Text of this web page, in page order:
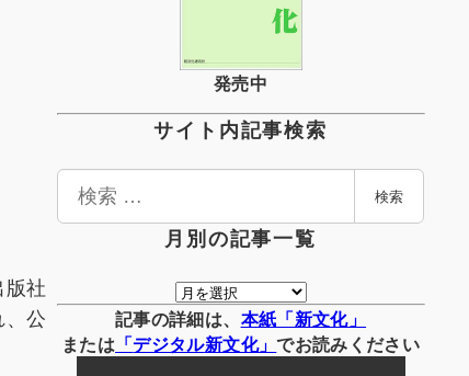
社
公
発売中
サイト内記事検索
検
検索
月別の記事一覧
月
別
の
記事の詳細は、 本紙「新文化」
または 「デジタル新文化」でお読みください